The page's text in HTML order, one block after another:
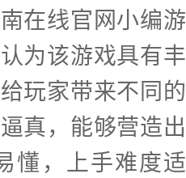
在线官网小编游
为该游戏具有丰
玩家带来不同的
真，能够营造出
懂，上手难度适